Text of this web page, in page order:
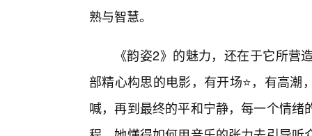
熟与智慧。
《韵姿2》的魅力，还在于它所
部精心构思的电影，有开场⭐，有高
喊，再到最终的平和宁静，每一个情